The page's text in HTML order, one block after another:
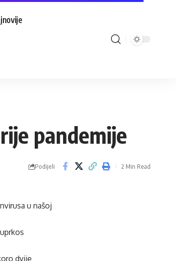
pandemije
Podijeli 2 Min Read
u našoj
dvije